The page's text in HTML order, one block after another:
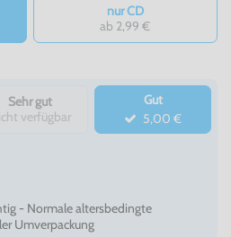
nur CD
ab 2,99 €
Sehr gut
verfügbar
Gut
5,00 €
- Normale altersbedingte
Umverpackung